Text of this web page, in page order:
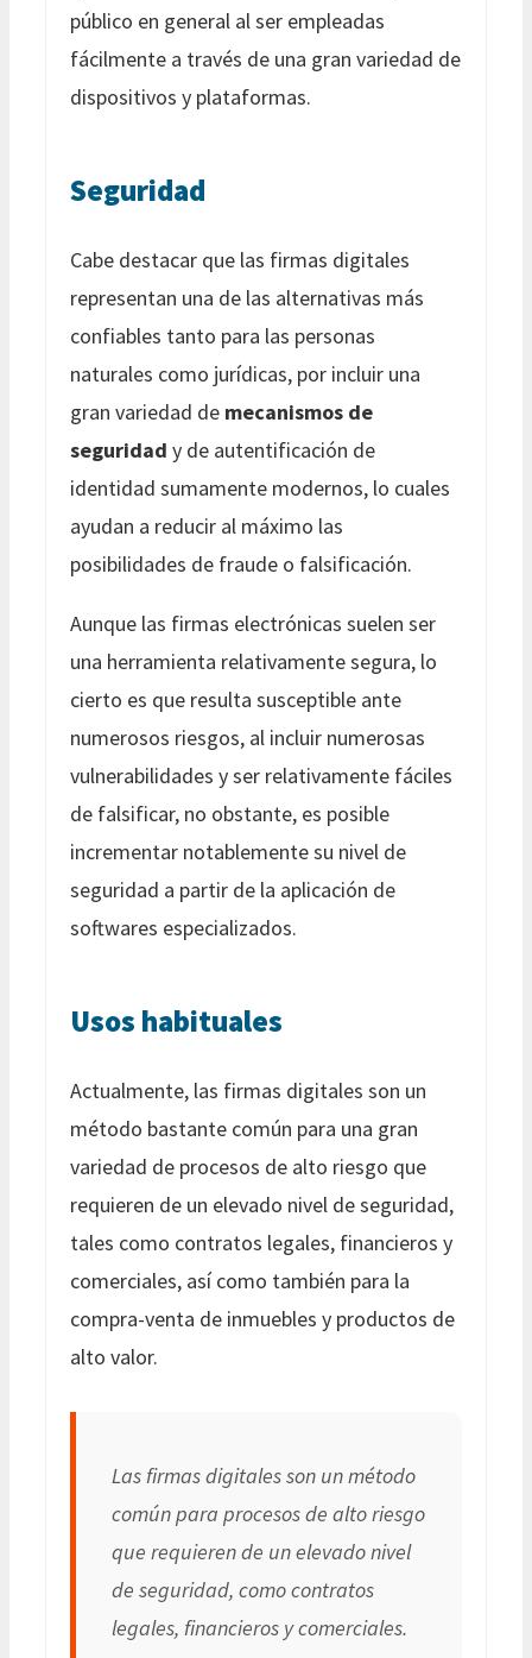
público en general al ser empleadas
fácilmente a través de una gran variedad de
dispositivos y plataformas.
Seguridad
Cabe destacar que las firmas digitales
representan una de las alternativas más
confiables tanto para las personas
naturales como jurídicas, por incluir una
gran variedad de mecanismos de
seguridad y de autentificación de
identidad sumamente modernos, lo cuales
ayudan a reducir al máximo las
posibilidades de fraude o falsificación.
Aunque las firmas electrónicas suelen ser
una herramienta relativamente segura, lo
cierto es que resulta susceptible ante
numerosos riesgos, al incluir numerosas
vulnerabilidades y ser relativamente fáciles
de falsificar, no obstante, es posible
incrementar notablemente su nivel de
seguridad a partir de la aplicación de
softwares especializados.
Usos habituales
Actualmente, las firmas digitales son un
método bastante común para una gran
variedad de procesos de alto riesgo que
requieren de un elevado nivel de seguridad,
tales como contratos legales, financieros y
comerciales, así como también para la
compra-venta de inmuebles y productos de
alto valor.
Las firmas digitales son un método
común para procesos de alto riesgo
que requieren de un elevado nivel
de seguridad, como contratos
legales, financieros y comerciales.